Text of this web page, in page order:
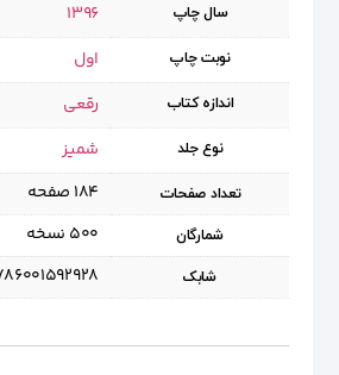
سال چاپ 1396
نوبت چاپ اول
اندازه کتاب رقعی
نوع جلد شمیز
تعداد صفحات ۱۸۴ صفحه
شمارگان ۵۰۰ نسخه
شابک